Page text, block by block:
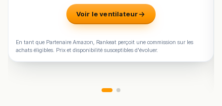
Entre plats du jour, pâtes maison et salades composées,
la maison régale à petit prix, en terrasse ou à emporter.
!
Texte généré par intelligence artificielle, en attente de
validation humaine.
Voir le ventilateur
En tant que Partenaire Amazon, Rankeat perçoit une commission sur les
achats éligibles. Prix et disponibilité susceptibles d'évoluer.